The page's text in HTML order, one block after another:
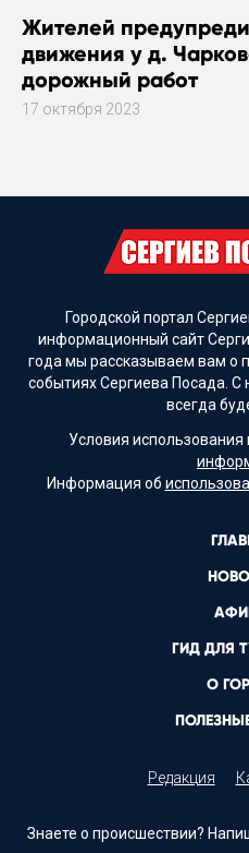
Жителей
движения у д.
дорожный работ
17 октября 2023
Городской портал
информационный сайт
года мы рассказываем вам о
событиях Сергиева Посада.
всегда
Условия использования
Информация об
ГИД ДЛЯ
О
Редакция
Знаете о происшествии?